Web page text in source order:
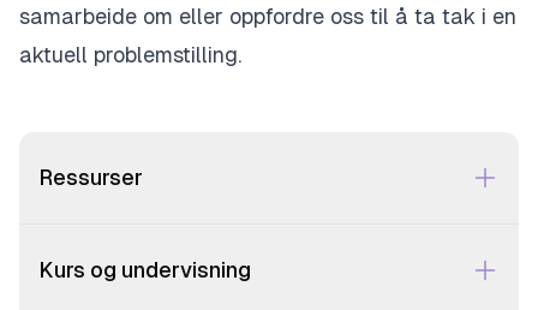
samarbeide om eller oppfordre oss til å ta tak i en
aktuell problemstilling.
Ressurser
Kurs og undervisning